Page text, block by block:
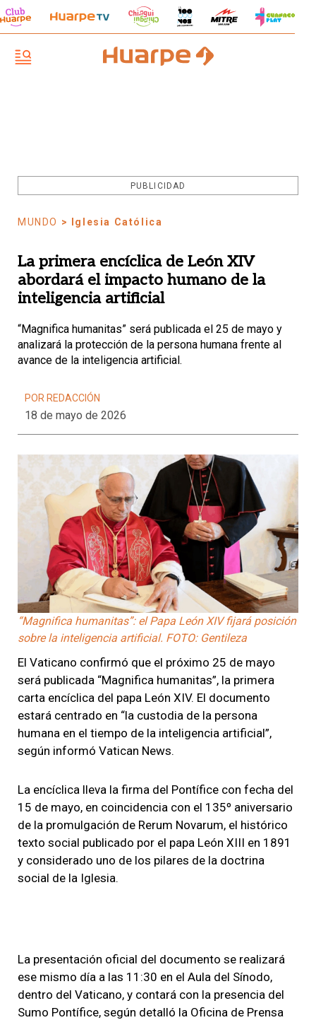
PUBLICIDAD
MUNDO > Iglesia Católica
La primera encíclica de León XIV
abordará el impacto humano de la
inteligencia artificial
“Magnifica humanitas” será publicada el 25 de mayo y
analizará la protección de la persona humana frente al
avance de la inteligencia artificial.
POR REDACCIÓN
18 de mayo de 2026
“Magnifica humanitas”: el Papa León XIV fijará posición
sobre la inteligencia artificial. FOTO: Gentileza
El Vaticano confirmó que el próximo 25 de mayo
será publicada “Magnifica humanitas”, la primera
carta encíclica del papa León XIV. El documento
estará centrado en “la custodia de la persona
humana en el tiempo de la inteligencia artificial”,
según informó Vatican News.
La encíclica lleva la firma del Pontífice con fecha del
15 de mayo, en coincidencia con el 135º aniversario
de la promulgación de Rerum Novarum, el histórico
texto social publicado por el papa León XIII en 1891
y considerado uno de los pilares de la doctrina
social de la Iglesia.
La presentación oficial del documento se realizará
ese mismo día a las 11:30 en el Aula del Sínodo,
dentro del Vaticano, y contará con la presencia del
Sumo Pontífice, según detalló la Oficina de Prensa